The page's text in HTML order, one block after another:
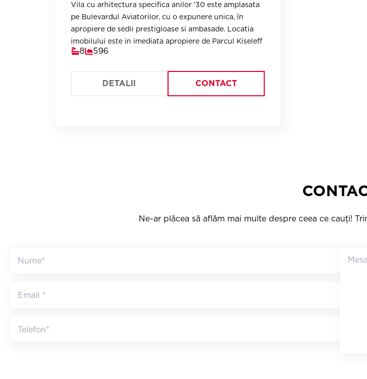
Vila cu arhitectura specifica anilor '30 este amplasata
pe Bulevardul Aviatorilor, cu o expunere unica, în
apropiere de sedii prestigioase si ambasade. Locatia
imobilului este in imediata apropiere de Parcul Kiseleff
si cateva institute culturale.
8 596
DETALII CONTACT
Ne-ar plăcea să aflăm mai multe despre ceea ce cauți!